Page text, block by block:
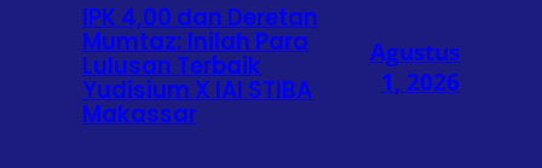
IPK 4,00 dan Deretan
Mumtaz: Inilah Para
Lulusan Terbaik
Yudisium X IAI STIBA
Makassar
Agustus
1, 2026